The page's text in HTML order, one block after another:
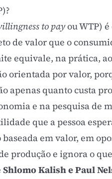
to payou WTP) é
de valor que o
equivale, na prática, ao
orientada por valor,
apenas quanto custa
e na pesquisa de
que a pessoa
em valor, em
produção e ignora o
Shlomo Kalish e Paul